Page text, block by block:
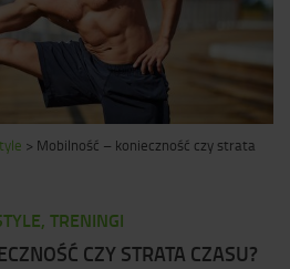
> Mobilność – konieczność czy strata
TRENINGI
CZY STRATA CZASU?